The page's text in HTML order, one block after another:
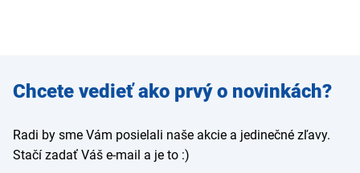
Zadajte
e-mail
Chcete vedieť ako prvý o novinkách?
Radi by sme Vám posielali naše akcie a jedinečné zľavy.
Stačí zadať Váš e-mail a je to :)